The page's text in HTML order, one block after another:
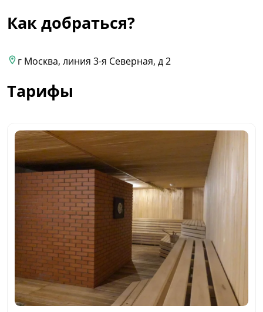
Как добраться?
г Москва, линия 3-я Северная, д 2
Тарифы